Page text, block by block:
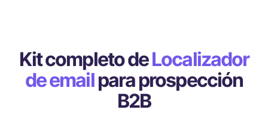
Kit completo deLocalizador
de emailpara prospección
B2B